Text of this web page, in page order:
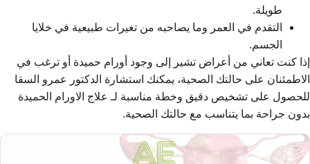
طويلة.
التقدم في العمر وما يصاحبه من تغيرات طبيعية في خلايا
الجسم.
إذا كنت تعاني من أعراض تشير إلى وجود أورام حميدة أو ترغب في
الاطمئنان على حالتك الصحية، يمكنك استشارة الدكتور عمرو السقا
للحصول على تشخيص دقيق وخطة مناسبة لـ علاج الاورام الحميدة
بدون جراحة بما يتناسب مع حالتك الصحية.